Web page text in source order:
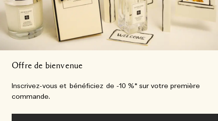
Offre de bienvenue
Inscrivez-vous et bénéficiez de -10 %* sur votre première
commande.